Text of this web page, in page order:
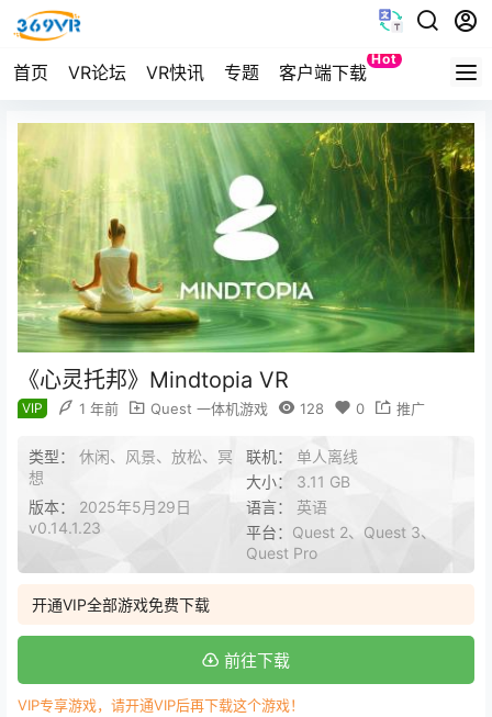
首页 VR论坛 VR快讯 专题 客户端下载
Hot
Quest
《心灵托邦》Mindtopia VR
VIP 1 年前 Quest 一体机游戏 128 0 推广
类型： 休闲、风景、放松、冥
想
联机： 单人离线
大小： 3.11 GB
版本： 2025年5月29日
v0.14.1.23
语言： 英语
平台： Quest 2、Quest 3、
Quest Pro
开通VIP全部游戏免费下载
前往下载
VIP专享游戏，请开通VIP后再下载这个游戏！